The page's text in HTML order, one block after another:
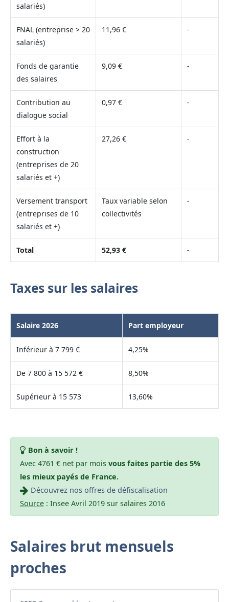
salariés)
FNAL (entreprise > 20
salariés)
11,96 € -
Fonds de garantie
des salaires
9,09 € -
Contribution au
dialogue social
0,97 € -
Effort à la
construction
(entreprises de 20
salariés et +)
27,26 € -
Versement transport
(entreprises de 10
salariés et +)
Taux variable selon
collectivités
-
Total 52,93 € -
Taxes sur les salaires
Salaire 2026 Part employeur
Inférieur à 7 799 € 4,25%
De 7 800 à 15 572 € 8,50%
Supérieur à 15 573 13,60%
Bon à savoir !
Avec 4761 € net par mois vous faites partie des 5%
les mieux payés de France.
Découvrez nos offres de défiscalisation
Source: Insee Avril 2019 sur salaires 2016
Salaires brut mensuels
proches